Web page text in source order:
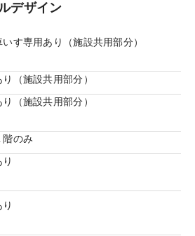
リースイート空間」
ーウッドのためのオリジナル
。深い表情と温かみのある質感
デザイン
いす専用あり（施設共用部分）
り（施設共用部分）
り（施設共用部分）
階のみ
り
り